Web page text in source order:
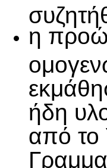
η
ήδη
από το